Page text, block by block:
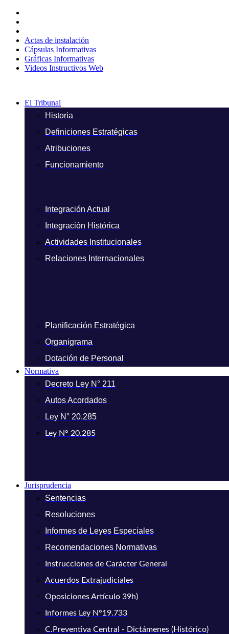
contenido
Actas de instalación
Cápsulas Informativas
Gráficas Informativas
Videos Instructivos Web
El Tribunal
Historia
Definiciones Estratégicas
Atribuciones
Funcionamiento
Integración Actual
Integración Histórica
Actividades Institucionales
Relaciones Internacionales
Planificación Estratégica
Organigrama
Dotación de Personal
Normativa
Decreto Ley N° 211
Autos Acordados
Ley N° 20.285
Ley N° 20.285
Jurisprudencia
Sentencias
Resoluciones
Informes de Leyes Especiales
Recomendaciones Normativas
Instrucciones de Carácter General
Acuerdos Extrajudiciales
Oposiciones Artículo 39h)
Informes Ley N°19.733
C.Preventiva Central - Dictámenes (Histórico)